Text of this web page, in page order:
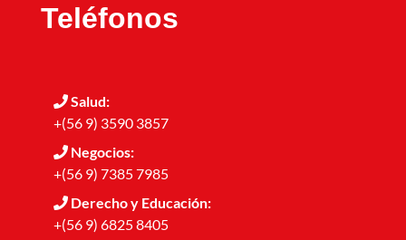
Teléfonos
Salud:
+(56 9) 3590 3857
Negocios:
+(56 9) 7385 7985
Derecho y Educación:
+(56 9) 6825 8405